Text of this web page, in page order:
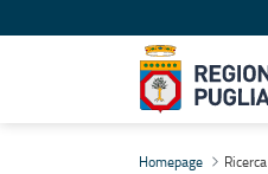
Homepage Ricerca